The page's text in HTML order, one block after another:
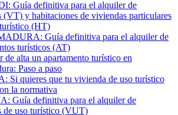
Guía definitiva para el alquiler de
(VT) y habitaciones de viviendas particulares
(HT)
Guía definitiva para el alquiler de
turísticos (AT)
de alta un apartamento turístico en
Paso a paso
Si quieres que tu vivienda de uso turístico
la normativa
Guía definitiva para el alquiler de
de uso turístico (VUT)